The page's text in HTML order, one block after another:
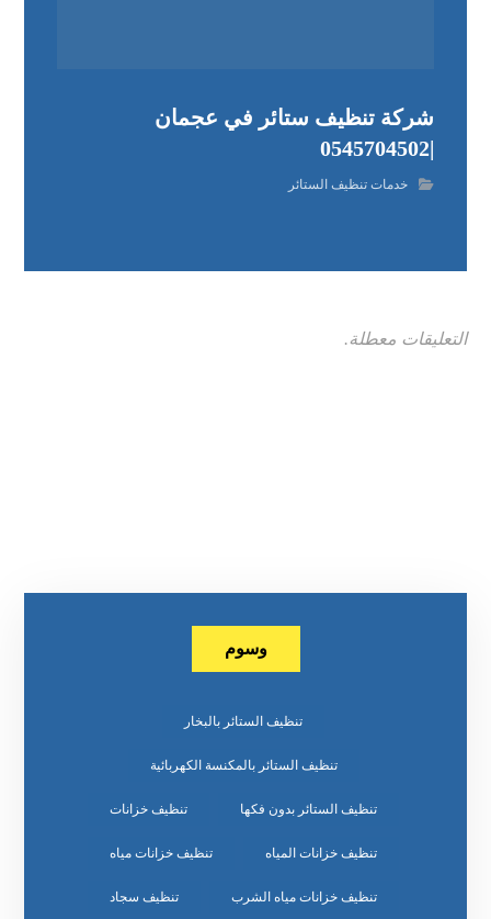
شركة تنظيف ستائر في عجمان
|0545704502
خدمات تنظيف الستائر
التعليقات معطلة.
وسوم
تنظيف الستائر بالبخار
تنظيف الستائر بالمكنسة الكهربائية
تنظيف الستائر بدون فكها تنظيف خزانات
تنظيف خزانات المياه تنظيف خزانات مياه
تنظيف خزانات مياه الشرب تنظيف سجاد